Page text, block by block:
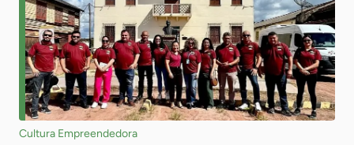
Cultura Empreendedora